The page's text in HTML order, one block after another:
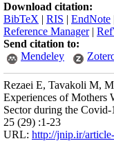
Download citation:
BibTeX | RIS | EndNote
Reference Manager|
Send citation to:
Mendeley
Rezaei E, Tavakoli M,
Experiences of Mothers
Sector during the
25 (29) :1-23
URL: http://jnip.ir/